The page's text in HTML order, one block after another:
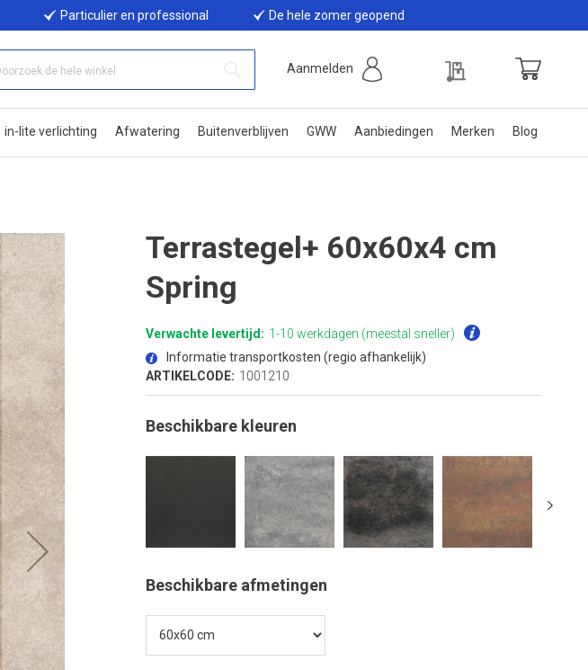
Particulier en professional De hele zomer geopend
Aanmelden
in-lite verlichting Afwatering Buitenverblijven GWW Aanbiedingen Merken Blog
Terrastegel+ 60x60x4 cm
Spring
Verwachte levertijd: 1-10 werkdagen (meestal sneller)
Informatie transportkosten (regio afhankelijk)
ARTIKELCODE: 1001210
Beschikbare kleuren
Beschikbare afmetingen